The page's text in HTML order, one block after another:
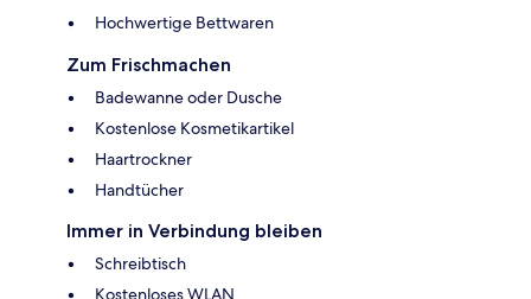
Hochwertige Bettwaren
Zum Frischmachen
Badewanne oder Dusche
Kostenlose Kosmetikartikel
Haartrockner
Handtücher
Immer in Verbindung bleiben
Schreibtisch
Kostenloses WLAN